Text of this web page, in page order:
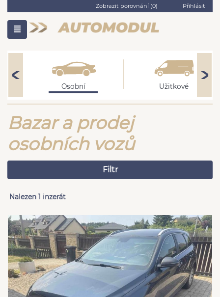
Zobrazit porovnání (0) Přihlásit
Osobní Užitkové
Bazar a prodej
osobních vozů
Filtr
Nalezen 1 inzerát